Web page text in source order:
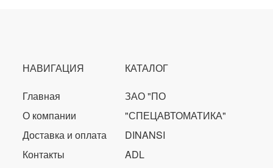
НАВИГАЦИЯ
Главная
О компании
Доставка и оплата
Контакты
КАТАЛОГ
ЗАО "ПО
"СПЕЦАВТОМАТИКА"
DINANSI
ADL